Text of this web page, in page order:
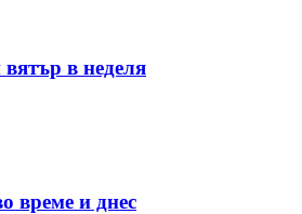
в неделя
време и днес